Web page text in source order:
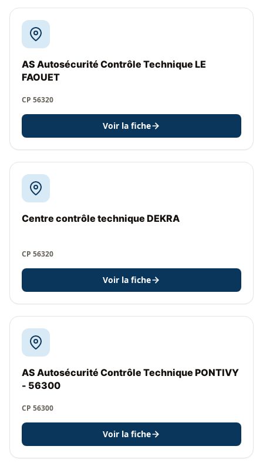
AS Autosécurité Contrôle Technique LE
FAOUET
CP 56320
Voir la fiche
Centre contrôle technique DEKRA
CP 56320
Voir la fiche
AS Autosécurité Contrôle Technique PONTIVY
- 56300
CP 56300
Voir la fiche